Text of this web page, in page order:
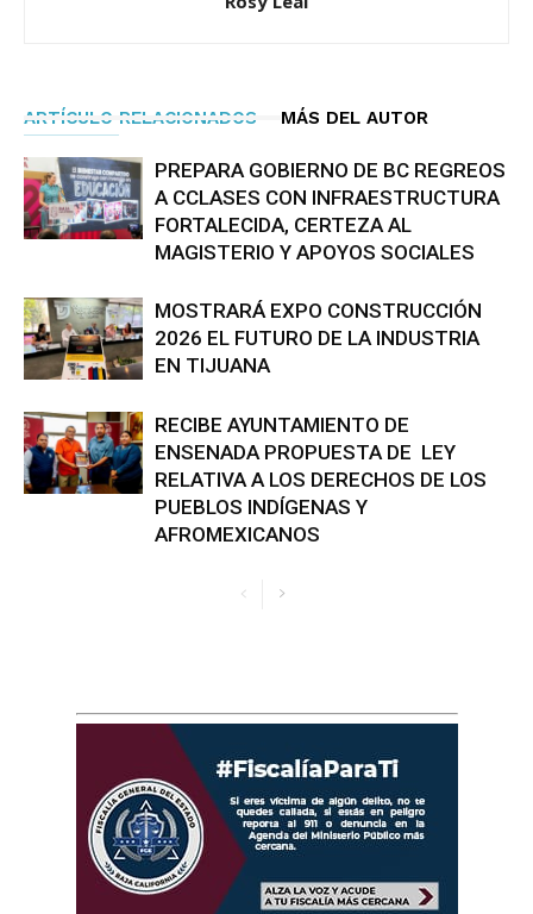
ARTÍCULO RELACIONADOS MÁS DEL AUTOR
PREPARA GOBIERNO DE BC REGREOS
A CCLASES CON INFRAESTRUCTURA
FORTALECIDA, CERTEZA AL
MAGISTERIO Y APOYOS SOCIALES
MOSTRARÁ EXPO CONSTRUCCIÓN
2026 EL FUTURO DE LA INDUSTRIA
EN TIJUANA
RECIBE AYUNTAMIENTO DE
ENSENADA PROPUESTA DE LEY
RELATIVA A LOS DERECHOS DE LOS
PUEBLOS INDÍGENAS Y
AFROMEXICANOS